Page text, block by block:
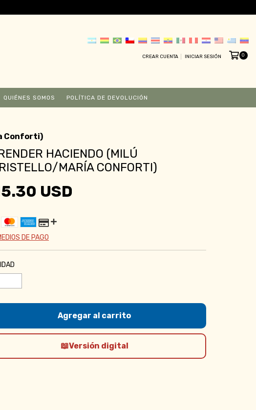
CREAR CUENTA INICIAR SESIÓN 0
QUIÉNES SOMOS POLÍTICA DE DEVOLUCIÓN
Conforti)
HACIENDO (MILÚ
MARÍA CONFORTI)
USD
DE PAGO
Versión digital